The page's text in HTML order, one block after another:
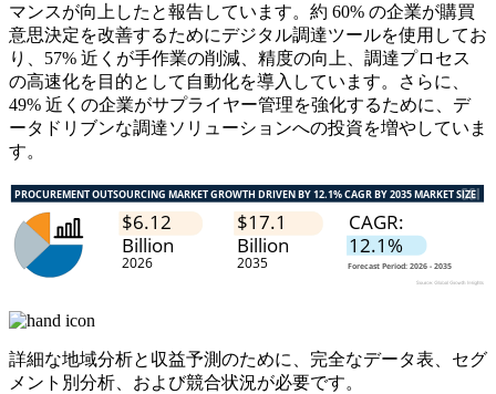
マンスが向上したと報告しています。約 60% の企業が購買
意思決定を改善するためにデジタル調達ツールを使用してお
り、57% 近くが手作業の削減、精度の向上、調達プロセス
の高速化を目的として自動化を導入しています。さらに、
49% 近くの企業がサプライヤー管理を強化するために、デ
ータドリブンな調達ソリューションへの投資を増やしていま
す。
詳細な地域分析と収益予測のために、 完全なデータ表、セグ
メント別分析、および競合状況が必要です。